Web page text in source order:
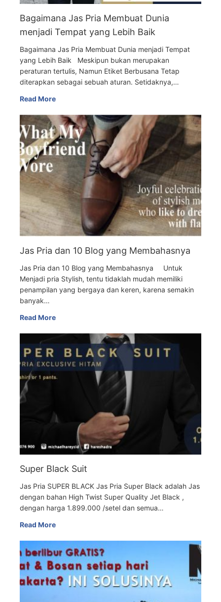
Bagaimana Jas Pria Membuat Dunia
menjadi Tempat yang Lebih Baik
Bagaimana Jas Pria Membuat Dunia menjadi Tempat
yang Lebih Baik Meskipun bukan merupakan
peraturan tertulis, Namun Etiket Berbusana Tetap
diterapkan sebagai sebuah aturan. Setidaknya,…
Read More
Jas Pria dan 10 Blog yang Membahasnya
Jas Pria dan 10 Blog yang Membahasnya Untuk
Menjadi pria Stylish, tentu tidaklah mudah memiliki
penampilan yang bergaya dan keren, karena semakin
banyak…
Read More
Super Black Suit
Jas Pria SUPER BLACK Jas Pria Super Black adalah Jas
dengan bahan High Twist Super Quality Jet Black ,
dengan harga 1.899.000 /setel dan semua…
Read More